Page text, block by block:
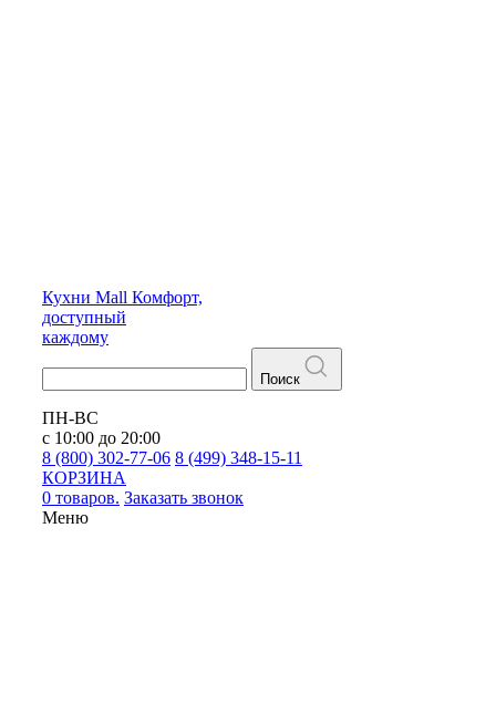
Кухни Mall Комфорт,
доступный
каждому
Поиск
ПН-ВС
с 10:00 до 20:00
8 (800) 302-77-06 8 (499) 348-15-11
КОРЗИНА
0 товаров. Заказать звонок
Меню